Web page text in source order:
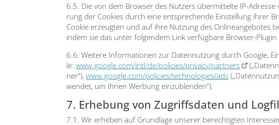
6.5. Die von dem Brow­ser des Nut­zers über­mit­tel­te IP-
rung der Coo­kies durch eine ent­spre­chen­de Ein­stel­lung ihrer
Coo­kie erzeug­ten und auf ihre Nut­zung des Online­an­ge­bo­tes
indem sie das unter fol­gen­dem Link ver­füg­ba­re Brow­ser-
6.6. Wei­te­re Infor­ma­tio­nen zur Daten­nut­zung durch Goog­le,
le: www.google.com/intl/de/policies/privacy/partners
ner“), www.google.com/policies/technologies/ads
wen­det, um Ihnen Wer­bung ein­zu­blen­den“).
7. Erhebung von Zugriffsdaten und
7.1. Wir erhe­ben auf Grund­la­ge unse­rer berech­tig­ten